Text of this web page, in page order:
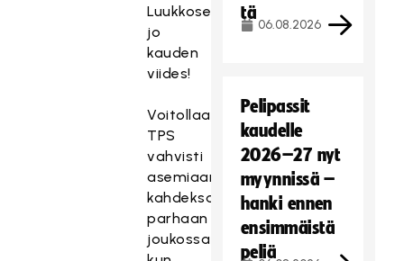
Luukkoselle
jo
kauden
viides!
Voitollaan
TPS
vahvisti
asemiaan
kahdeksan
parhaan
joukossa
tä
06.08.2026
Pelipassit
kaudelle
2026–27 nyt
myynnissä –
hanki ennen
ensimmäistä
peliä